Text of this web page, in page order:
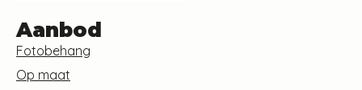
Aanbod
Fotobehang
Op maat